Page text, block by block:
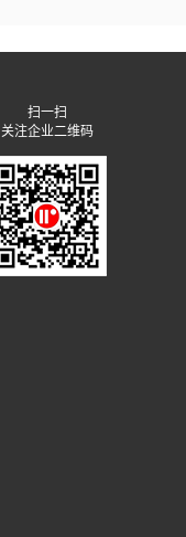
扫一扫
关注企业二维码